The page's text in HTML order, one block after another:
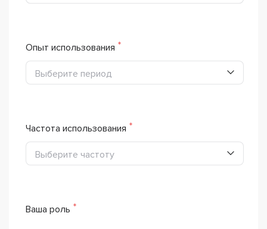
Опыт использования
Выберите период
Частота использования
Выберите частоту
Ваша роль